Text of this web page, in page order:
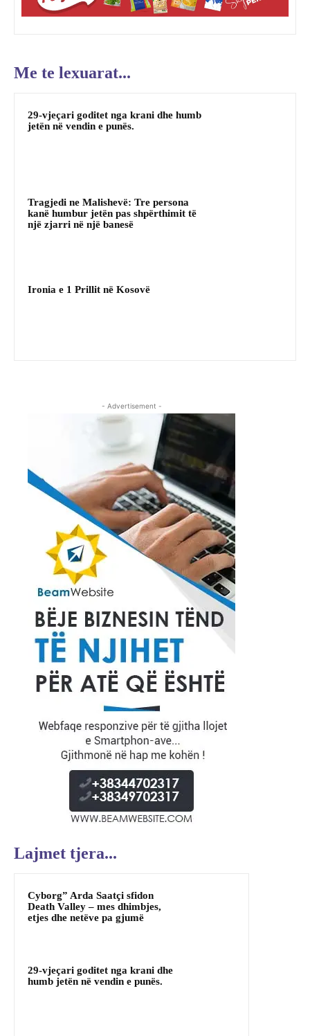
Me te lexuarat...
29-vjeçari goditet nga krani dhe humb
jetën në vendin e punës.
Tragjedi ne Malishevë: Tre persona
kanë humbur jetën pas shpërthimit të
një zjarri në një banesë
Ironia e 1 Prillit në Kosovë
- Advertisement -
Lajmet tjera...
Cyborg” Arda Saatçi sfidon
Death Valley – mes dhimbjes,
etjes dhe netëve pa gjumë
29-vjeçari goditet nga krani dhe
humb jetën në vendin e punës.